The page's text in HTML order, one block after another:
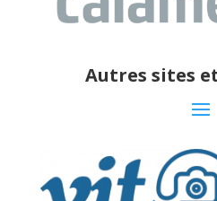
Autres sites